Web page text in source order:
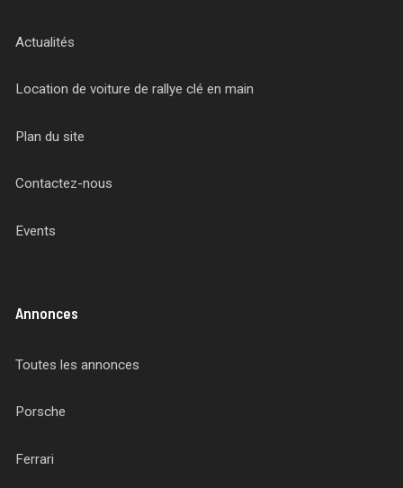
Actualités
Location de voiture de rallye clé en main
Plan du site
Contactez-nous
Events
Annonces
Toutes les annonces
Porsche
Ferrari